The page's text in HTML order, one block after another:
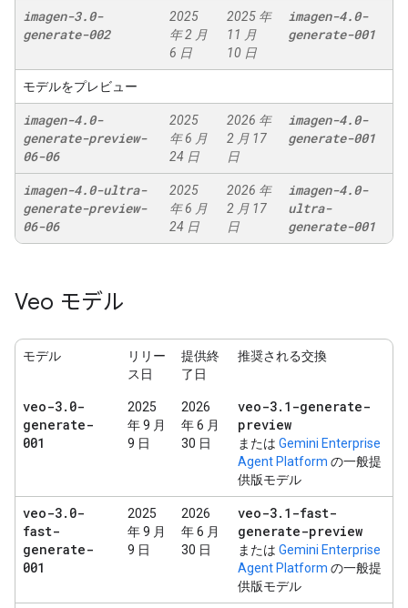
imagen-3.0-
generate-002
2025
年 2 月
6 日
2025 年
11 月
10 日
imagen-4.0-
generate-001
モデルをプレビュー
imagen-4.0-
generate-preview-
06-06
2025
年 6 月
24 日
2026 年
2 月 17
日
imagen-4.0-
generate-001
imagen-4.0-ultra-
generate-preview-
06-06
2025
年 6 月
24 日
2026 年
2 月 17
日
imagen-4.0-
ultra-
generate-001
Veo モデル
モデル
リリー
ス日
提供終
了日
推奨される交換
veo-3. 0-
generate-
001
2025
年 9 月
9 日
2026
年 6 月
30 日
veo-3. 1-generate-
preview
または Gemini Enterprise
Agent Platform の一般提
供版モデル
veo-3. 0-
fast-
generate-
001
2025
年 9 月
9 日
2026
年 6 月
30 日
veo-3. 1-fast-
generate-preview
または Gemini Enterprise
Agent Platform の一般提
供版モデル